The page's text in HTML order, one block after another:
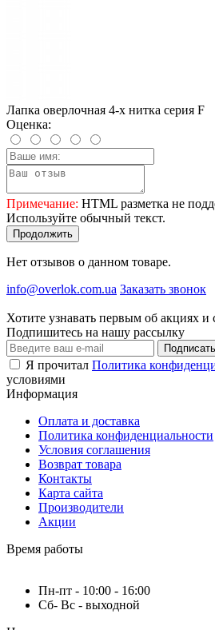
Лапка оверлочная 4-х нитка серия F
Оценка:
Примечание: HTML разметка не
Используйте обычный текст.
Продолжить
Нет отзывов о данном товаре.
info@overlok.com.ua Заказать звонок
Хотите узнавать первым об акциях и
Подпишитесь на нашу рассылку
Я прочитал Политика
условиями
Информация
Оплата и доставка
Политика конфиденциальности
Условия соглашения
Возврат товара
Контакты
Карта сайта
Производители
Акции
Время работы
Пн-пт - 10:00 - 16:00
Сб- Вс - выходной